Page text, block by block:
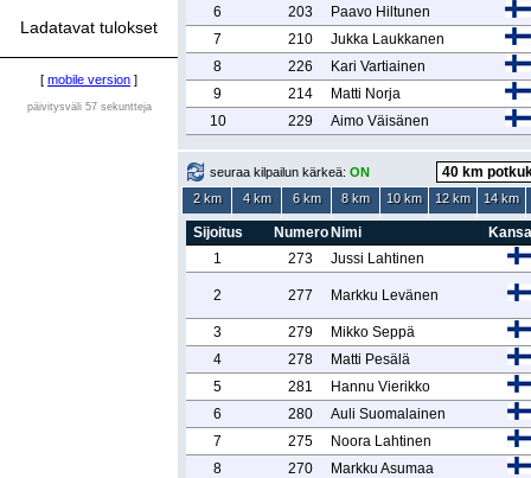
Ladatavat tulokset
[ mobile version ]
päivitysväli 57 sekuntteja
6
203
Paavo Hiltunen
7
210
Jukka Laukkanen
8
226
Kari Vartiainen
9
214
Matti Norja
10
229 Aimo Väisänen
seuraa kilpailun kärkeä: ON
2 km
4 km 6 km 8 km 10 km 12 km 14 km
Sijoitus Numero Nimi
1
273 Jussi Lahtinen
2 277 Markku Levänen
3 279
Mikko Seppä
4
278
Matti Pesälä
5
281
Hannu Vierikko
6
280
Auli Suomalainen
7
275
Noora Lahtinen
8
270
Markku Asumaa